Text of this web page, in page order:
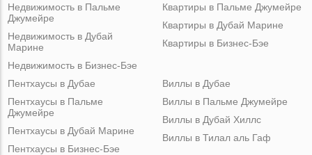
Недвижимость в Пальме
Джумейре
Недвижимость в Дубай
Марине
Недвижимость в Бизнес-Бэе
Квартиры в Пальме Джумейре
Квартиры в Дубай Марине
Квартиры в Бизнес-Бэе
Пентхаусы в Дубае
Пентхаусы в Пальме
Джумейре
Пентхаусы в Дубай Марине
Пентхаусы в Бизнес-Бэе
Виллы в Дубае
Виллы в Пальме Джумейре
Виллы в Дубай Хиллс
Виллы в Тилал аль Гаф